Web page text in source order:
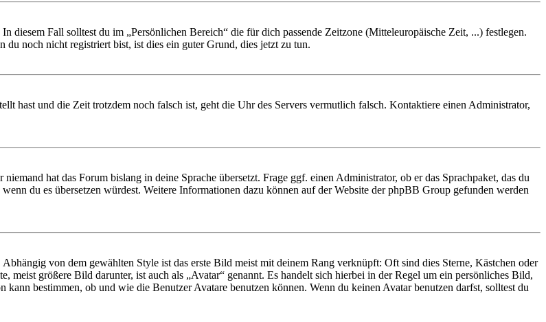
diesem Fall solltest du im „Persönlichen Bereich“ die für dich passende Zeitzone (Mitteleuropäische Zeit, ...) festlegen.
noch nicht registriert bist, ist dies ein guter Grund, dies jetzt zu tun.
hast und die Zeit trotzdem noch falsch ist, geht die Uhr des Servers vermutlich falsch. Kontaktiere einen Administrator,
hat das Forum bislang in deine Sprache übersetzt. Frage ggf. einen Administrator, ob er das Sprachpaket, das du
du es übersetzen würdest. Weitere Informationen dazu können auf der Website der phpBB Group gefunden werden
von dem gewählten Style ist das erste Bild meist mit deinem Rang verknüpft: Oft sind dies Sterne, Kästchen oder
meist größere Bild darunter, ist auch als „Avatar“ genannt. Es handelt sich hierbei in der Regel um ein persönliches Bild,
bestimmen, ob und wie die Benutzer Avatare benutzen können. Wenn du keinen Avatar benutzen darfst, solltest du